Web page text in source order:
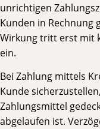
unrichtigen
Kunden in Rechnung
Wirkung tritt erst mit
ein.
Bei Zahlung mittels
Kunde
Zahlungsmittel
abgelaufen ist.